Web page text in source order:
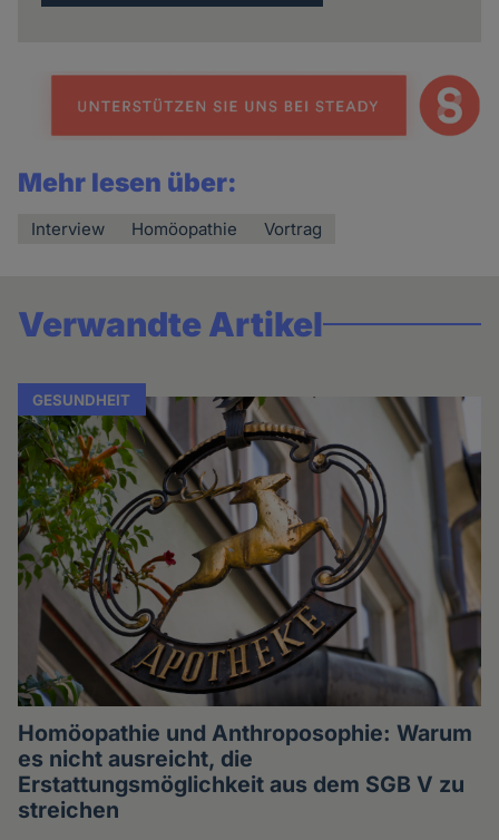
Mehr lesen über:
Interview Homöopathie Vortrag
Verwandte Artikel
GESUNDHEIT
Homöopathie und Anthroposophie: Warum
es nicht ausreicht, die
Erstattungsmöglichkeit aus dem SGB V zu
streichen